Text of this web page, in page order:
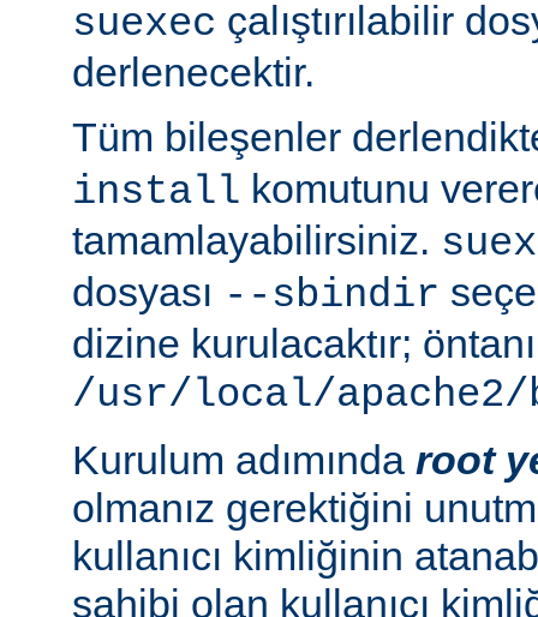
suexec çalıştırılabilir
derlenecektir.
Tüm bileşenler
install komutunu
tamamlayabilirsiniz.
dosyası --sbindir
dizine kurulacaktır;
/usr/local/
Kurulum adımında root
olmanız gerektiğini
kullanıcı kimliğinin
sahibi olan kullanıcı